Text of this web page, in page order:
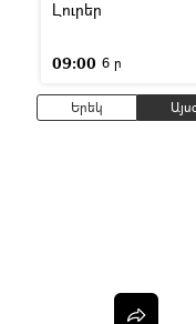
Լուրեր
09:00 6 ր
Երեկ